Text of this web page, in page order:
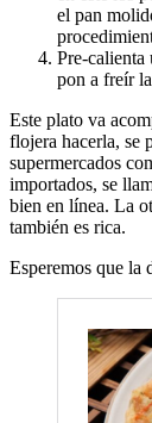
el pan
Pre-calienta
pon a freír
Este plato va
flojera hacerla, se
supermercados
importados, se
bien en línea. La
también es rica.
Esperemos que la